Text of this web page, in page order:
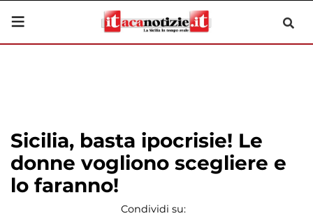
Sicilia, basta ipocrisie! Le
donne vogliono scegliere e
lo faranno!
Condividi su: